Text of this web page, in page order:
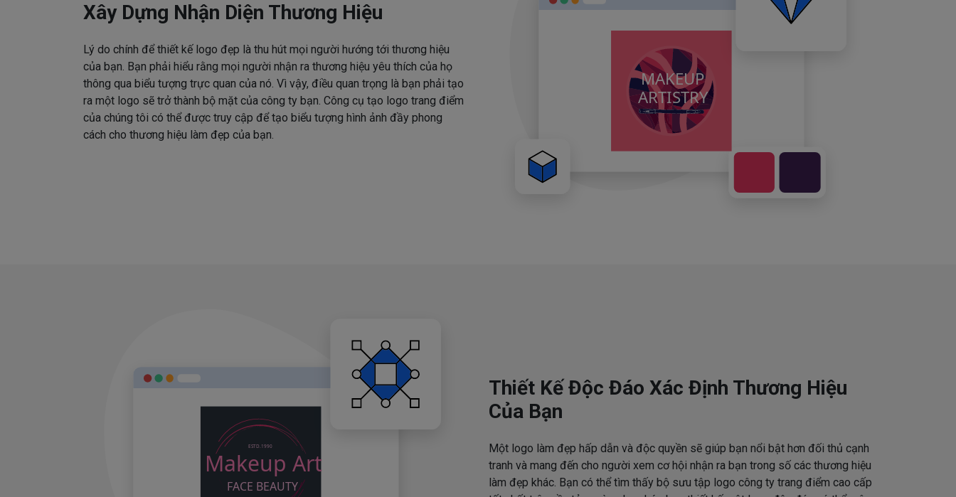
Xây Dựng Nhận Diện Thương Hiệu
Lý do chính để thiết kế logo đẹp là thu hút mọi người hướng tới thương hiệu
của bạn. Bạn phải hiểu rằng mọi người nhận ra thương hiệu yêu thích của họ
thông qua biểu tượng trực quan của nó. Vì vậy, điều quan trọng là bạn phải tạo
ra một logo sẽ trở thành bộ mặt của công ty bạn. Công cụ tạo logo trang điểm
của chúng tôi có thể được truy cập để tạo biểu tượng hình ảnh đầy phong
cách cho thương hiệu làm đẹp của bạn.
Thiết Kế Độc Đáo Xác Định Thương Hiệu
Của Bạn
Một logo làm đẹp hấp dẫn và độc quyền sẽ giúp bạn nổi bật hơn đối thủ cạnh
tranh và mang đến cho người xem cơ hội nhận ra bạn trong số các thương hiệu
làm đẹp khác. Bạn có thể tìm thấy bộ sưu tập logo công ty trang điểm cao cấp